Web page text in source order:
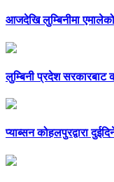
आजदेखि लुम्बिनीमा
लुम्बिनी प्रदेश सरकारबाट
प्याब्सन कोहलपुरद्वारा